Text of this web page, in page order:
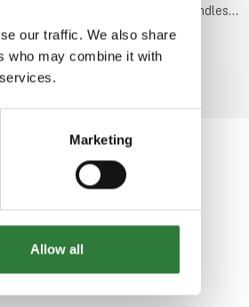
our traffic. We also share
who may combine it with
Marketing
Allow all
svenske og polske markeder forhandles
produkterne også i andre dele af Europa.
Management er i dag en helt central del af et
moderne landbrug. Uanset om du driver et
Se profil